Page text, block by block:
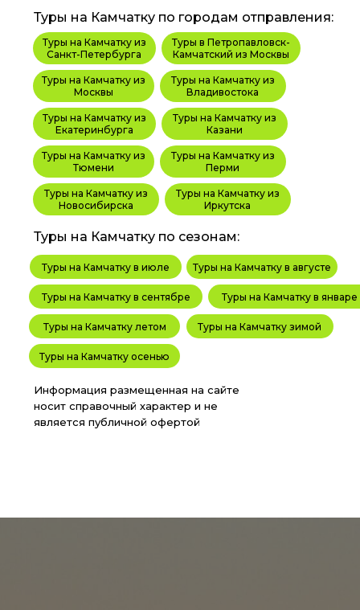
Туры на Камчатку в августе
Туры на Камчатку в январе
Туры на Камчатку летом
Туры на Камчатку осенью
Туры на Камчатку в сентябре
Туры на Камчатку зимой
Туры на Камчатку в июле
Туры на Камчатку из
Новосибирска
Туры на Камчатку из
Владивостока
Туры на Камчатку из
Москвы
Туры на Камчатку из
Казани
Туры на Камчатку из
Перми
Туры в Петропавловск-
Камчатский из Москвы
Туры на Камчатку из
Иркутска
Туры на Камчатку из
Тюмени
Туры на Камчатку из
Екатеринбурга
Туры на Камчатку из
Санкт-Петербурга
Туры на Камчатку по городам отправления:
Туры на Камчатку по сезонам:
Информация размещенная на сайте
носит справочный характер и не
является публичной офертой